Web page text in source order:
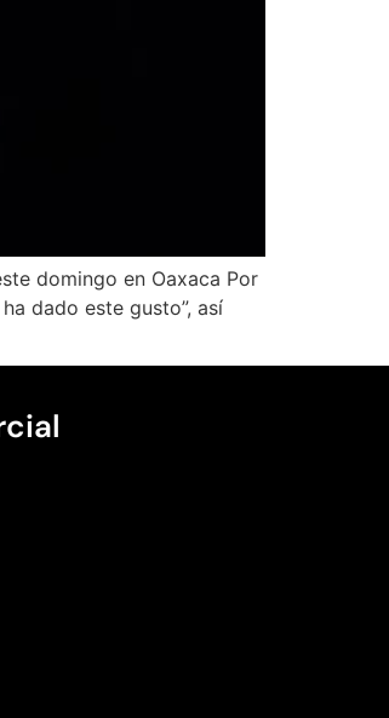
domingo en Oaxaca Por
dado este gusto”, así